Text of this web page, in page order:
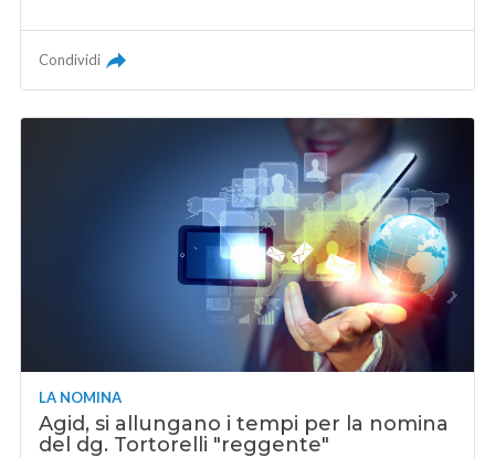
Condividi
LA NOMINA
Agid, si allungano i tempi per la nomina
del dg. Tortorelli "reggente"